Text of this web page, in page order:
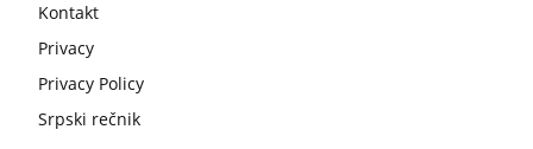
Kontakt
Privacy
Privacy Policy
Srpski rečnik